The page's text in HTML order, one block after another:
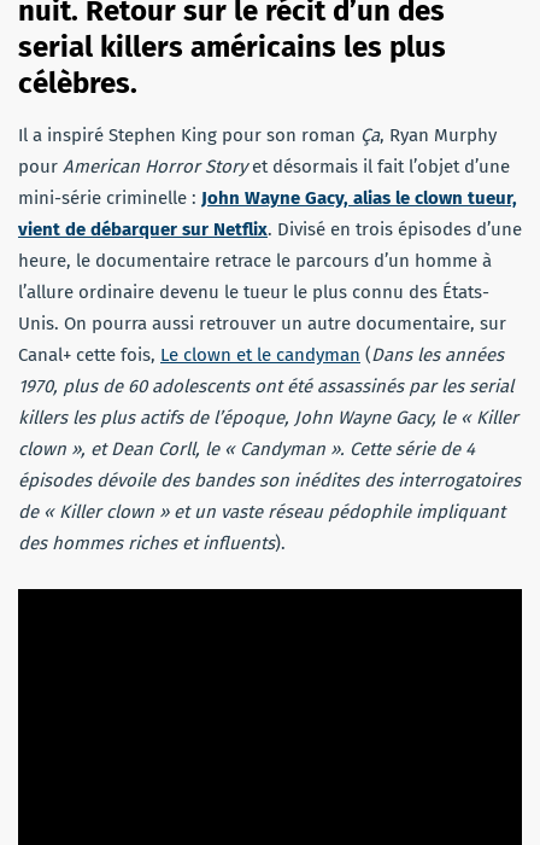
nuit. Retour sur le récit d’un des
serial killers américains les plus
célèbres.
Il a inspiré Stephen King pour son roman Ça, Ryan Murphy
pour American Horror Storyet désormais il fait l’objet d’une
mini-série criminelle : John Wayne Gacy, alias le clown tueur,
vient de débarquer sur Netflix. Divisé en trois épisodes d’une
heure, le documentaire retrace le parcours d’un homme à
l’allure ordinaire devenu le tueur le plus connu des États-
Unis. On pourra aussi retrouver un autre documentaire, sur
Canal+ cette fois, Le clown et le candyman (Dans les années
1970, plus de 60 adolescents ont été assassinés par les serial
killers les plus actifs de l’époque, John Wayne Gacy, le « Killer
clown », et Dean Corll, le « Candyman ». Cette série de 4
épisodes dévoile des bandes son inédites des interrogatoires
de « Killer clown » et un vaste réseau pédophile impliquant
des hommes riches et influents).